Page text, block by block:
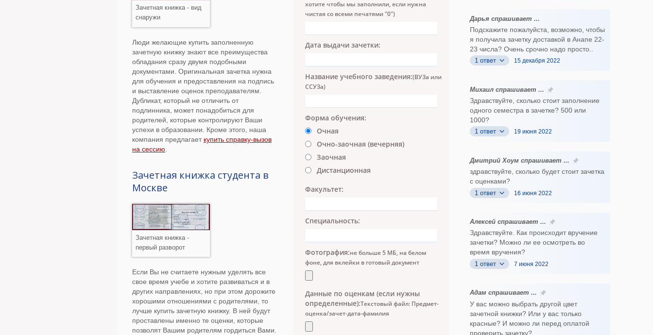
хотите чтобы мы заполнили, если нужна
чистая со всеми печатями "0")
Дата выдачи зачетки:
Название учебного заведения:(ВУЗа или
ССУЗа)
Форма обучения:
Очная
Очно-заочная (вечерняя)
Заочная
Дистанционная
Факультет:
Специальность:
Фотография:не больше 5 МБ, на белом
фоне, для вклейки в готовый документ
Данные по оценкам (если нужны
определенные):Текстовый файл: Предмет-
оценка/зачет-дата-фамилия
Зачетная книжка - вид
снаружи
Люди желающие купить заполненную
зачетную книжку знают все преимущества
обладания сразу двумя подобными
документами. Оригинальная зачетка нужна
для обучения и предоставления на подпись
и выставление оценок преподавателям.
Дубликат, который не отличить от
подлинника, может понадобиться для
родителей, которые контролируют Ваши
успехи в образовании. Кроме этого, наша
компания предлагает купить справку-вызов
на сессию
Зачетная книжка студента в
Москве
Зачетная книжка -
первый разворот
Если Вы не считаете нужным уделять все
свое время учебе и хотите развиваться и в
других направлениях, но при этом дорожите
хорошими отношениями с родителями, то
лучше купить зачетную книжку. В ней будут
проставлены именно те оценки, которые
позволят Вашим родителям гордиться Вами.
Дарья спрашивает ...
Подскажите пожалуйста, возможно, чтобы
я получила зачетку доставкой в Анапе 22-
23 числа? Очень срочно надо просто..
1 ответ 15 декабря 2022
Михаил спрашивает ...
Здравствуйте, сколько стоит заполнение
одного семестра в зачетке? 500 или
1000?
1 ответ 19 июня 2022
Дмитрий Хоум спрашивает ...
здравствуйте, сколько будет стоит зачетка
с оценками?
1 ответ 16 июня 2022
Алексей спрашивает ...
Здравствуйте. Как происходит вручение
зачетки? Можно ли ее осмотреть во
время вручения?
1 ответ 7 июня 2022
Адам спрашивает ...
У вас можно выбрать другой цвет
зачетной книжки? Или у вас только
красные? И можно ли перед оплатой
проверить зачетку?